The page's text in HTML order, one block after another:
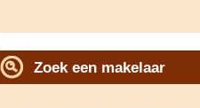
Zoek een makelaar